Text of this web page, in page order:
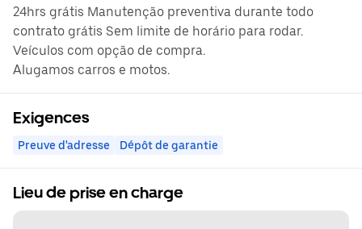
24hrs grátis Manutenção preventiva durante todo
contrato grátis Sem limite de horário para rodar.
Veículos com opção de compra.
Alugamos carros e motos.
Exigences
Preuve d'adresse Dépôt de garantie
Lieu de prise en charge